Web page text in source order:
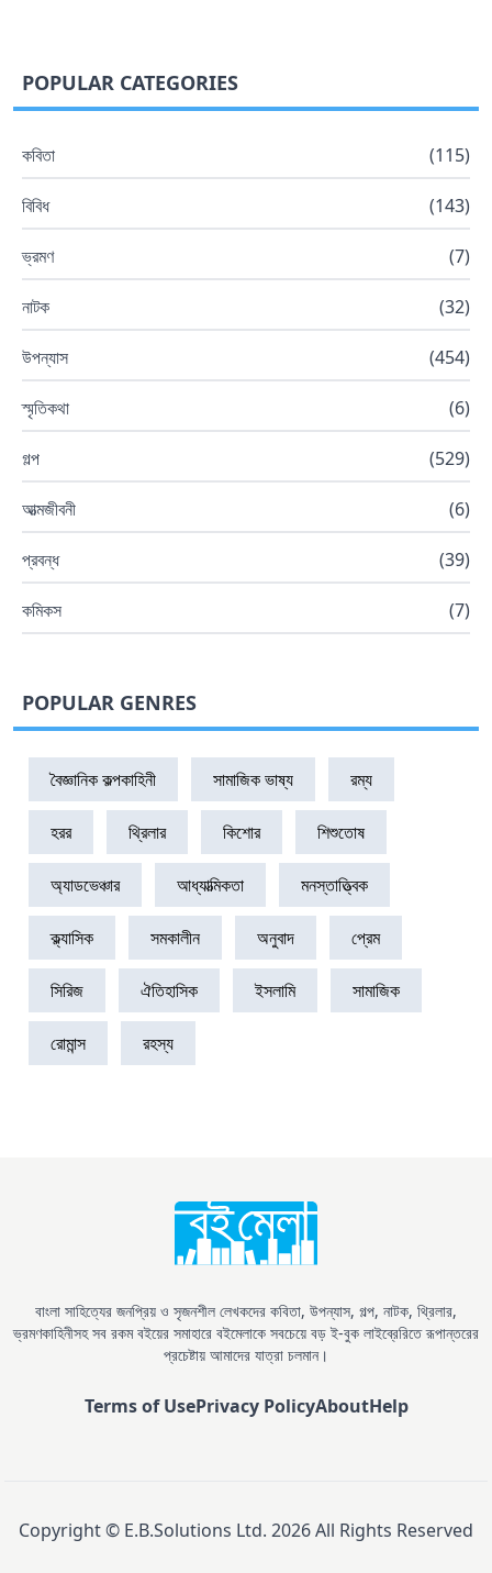
POPULAR CATEGORIES
কবিতা (115)
বিবিধ (143)
ভ্রমণ (7)
নাটক (32)
উপন্যাস (454)
স্মৃতিকথা (6)
গল্প (529)
আত্মজীবনী (6)
প্রবন্ধ (39)
কমিকস (7)
POPULAR GENRES
বৈজ্ঞানিক কল্পকাহিনী সামাজিক ভাষ্য রম্য
হরর থ্রিলার কিশোর শিশুতোষ
অ্যাডভেঞ্চার আধ্যাত্মিকতা মনস্তাত্ত্বিক
ক্ল্যাসিক সমকালীন অনুবাদ প্রেম
সিরিজ ঐতিহাসিক ইসলামি সামাজিক
রোমান্স রহস্য
বাংলা সাহিত্যের জনপ্রিয় ও সৃজনশীল লেখকদের কবিতা, উপন্যাস, গল্প, নাটক, থ্রিলার,
ভ্রমণকাহিনীসহ সব রকম বইয়ের সমাহারে বইমেলাকে সবচেয়ে বড় ই-বুক লাইব্রেরিতে রূপান্তরের
প্রচেষ্টায় আমাদের যাত্রা চলমান।
Terms of UsePrivacy PolicyAboutHelp
Copyright © E.B.Solutions Ltd. 2026All Rights Reserved